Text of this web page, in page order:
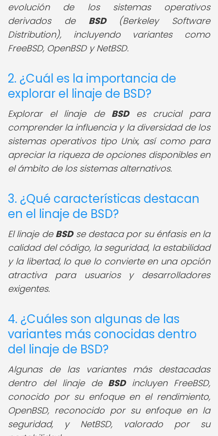
evolución de los sistemas operativos
derivados de BSD(Berkeley Software
Distribution), incluyendo variantes como
FreeBSD, OpenBSD y NetBSD.
2. ¿Cuál es la importancia de
explorar el linaje de BSD?
Explorar el linaje de BSDes crucial para
comprender la influencia y la diversidad de los
sistemas operativos tipo Unix, así como para
apreciar la riqueza de opciones disponibles en
el ámbito de los sistemas alternativos.
3. ¿Qué características destacan
en el linaje de BSD?
El linaje de BSDse destaca por su énfasis en la
calidad del código, la seguridad, la estabilidad
y la libertad, lo que lo convierte en una opción
atractiva para usuarios y desarrolladores
exigentes.
4. ¿Cuáles son algunas de las
variantes más conocidas dentro
del linaje de BSD?
Algunas de las variantes más destacadas
dentro del linaje de BSDincluyen FreeBSD,
conocido por su enfoque en el rendimiento,
OpenBSD, reconocido por su enfoque en la
seguridad, y NetBSD, valorado por su